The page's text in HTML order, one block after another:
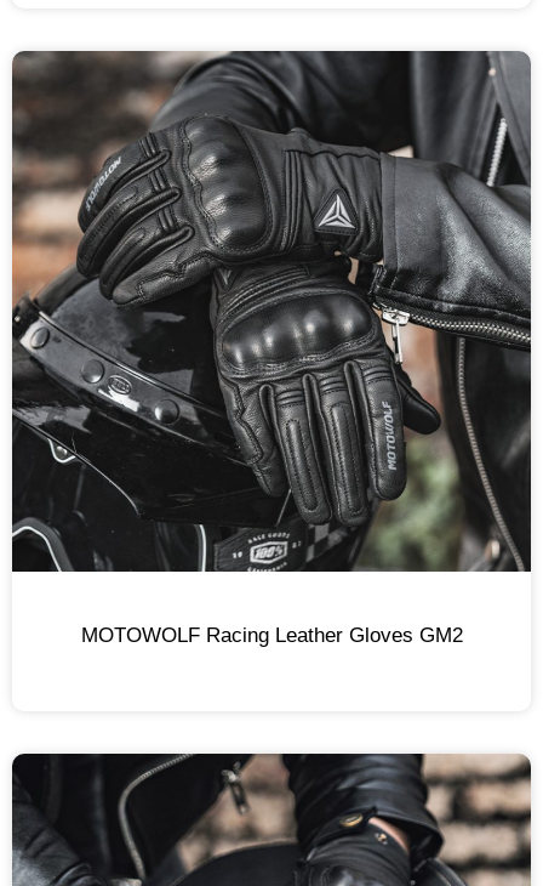
MOTOWOLF Racing Leather Gloves GM2